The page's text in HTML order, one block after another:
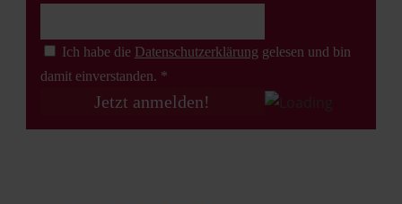
Ich habe die Datenschutz­erklärung gelesen und bin
damit einverstanden. *